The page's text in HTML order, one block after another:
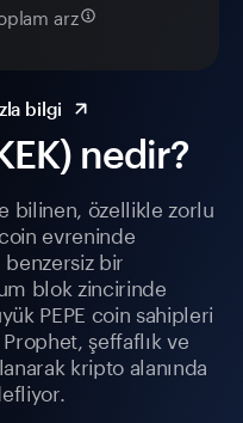
nedir?
bilinen, özellikle zorlu
evreninde
bir
blok zincirinde
PEPE coin sahipleri
şeffaflık ve
kripto alanında
arz
bilgi